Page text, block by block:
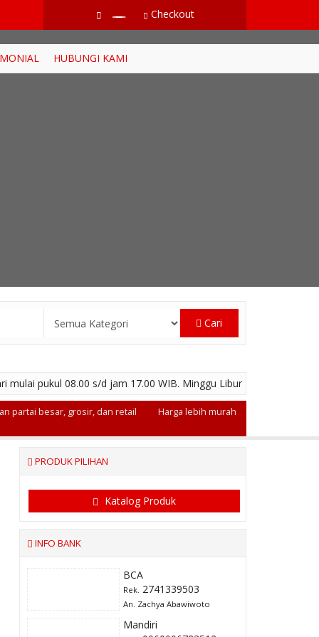
Checkout
HUBUNGI KAMI
Cari
mulai pukul 08.00 s/d jam 17.00 WIB. Minggu Libur
partai besar, grosir, dan retail
Harga lebih murah
PRODUK PILIHAN
Katalog Produk
INFO BANK
BCA
Rek. 2741339503
An. Zachya Abawiwoto
Mandiri